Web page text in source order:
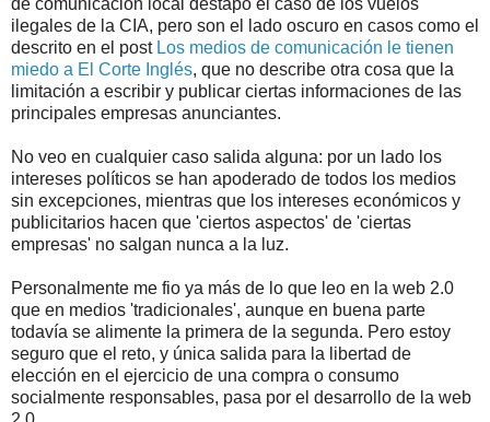
de comunicación local destapó el caso de los vuelos
ilegales de la CIA, pero son el lado oscuro en casos como el
descrito en el post Los medios de comunicación le tienen
miedo a El Corte Inglés, que no describe otra cosa que la
limitación a escribir y publicar ciertas informaciones de las
principales empresas anunciantes.
No veo en cualquier caso salida alguna: por un lado los
intereses políticos se han apoderado de todos los medios
sin excepciones, mientras que los intereses económicos y
publicitarios hacen que 'ciertos aspectos' de 'ciertas
empresas' no salgan nunca a la luz.
Personalmente me fio ya más de lo que leo en la web 2.0
que en medios 'tradicionales', aunque en buena parte
todavía se alimente la primera de la segunda. Pero estoy
seguro que el reto, y única salida para la libertad de
elección en el ejercicio de una compra o consumo
socialmente responsables, pasa por el desarrollo de la web